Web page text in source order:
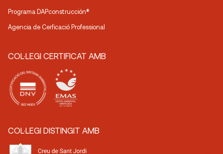
Programa DAPconstrucción®
Agencia de Cerficació Professional
COL·LEGI CERTIFICAT AMB
COL·LEGI DISTINGIT AMB